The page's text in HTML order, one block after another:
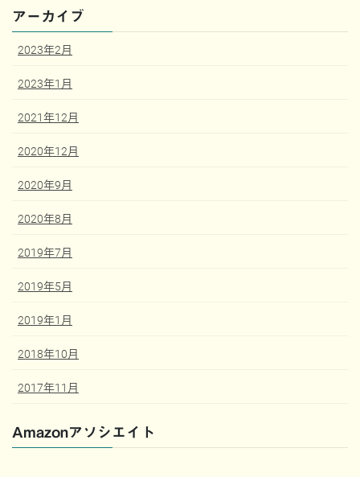
アーカイブ
2023年2月
2023年1月
2021年12月
2020年12月
2020年9月
2020年8月
2019年7月
2019年5月
2019年1月
2018年10月
2017年11月
Amazonアソシエイト